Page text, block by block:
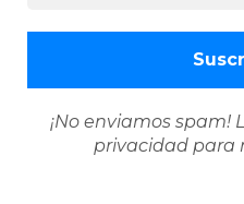
¡No enviamos spam!
privacidad para